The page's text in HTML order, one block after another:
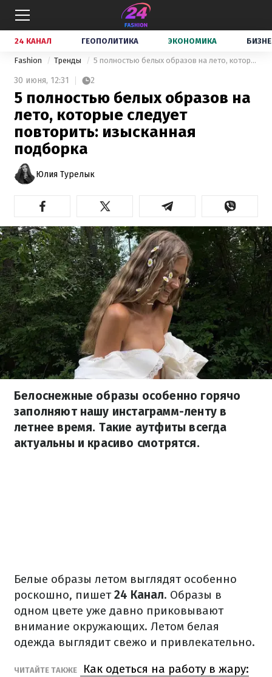
24 КАНАЛ ГЕОПОЛИТИКА ЭКОНОМИКА
Fashion Тренды 5 полностью белых образов на лето, которые следует повторить: изысканная подборка
30 июня, 12:31 2
5 полностью белых образов на
лето, которые следует
повторить: изысканная
подборка
Юлия Турелык
Белоснежные образы особенно горячо
заполняют нашу инстаграмм-ленту в
летнее время. Такие аутфиты всегда
актуальны и красиво смотрятся.
Белые образы летом выглядят особенно
роскошно, пишет24 Канал. Образы в
одном цвете уже давно приковывают
внимание окружающих. Летом белая
одежда выглядит свежо и привлекательно.
ЧИТАЙТЕ ТАКЖЕ
Как одеться на работу в жару: